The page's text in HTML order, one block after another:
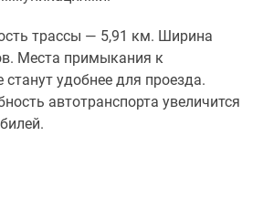
трассы — 5,91 км. Ширина
Места примыкания к
удобнее для проезда.
автотранспорта увеличится